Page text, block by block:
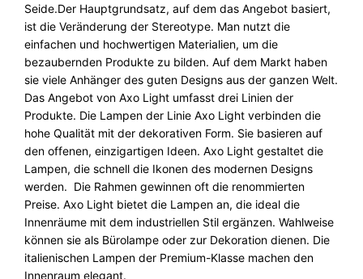
Seide.Der Hauptgrundsatz, auf dem das Angebot basiert,
ist die Veränderung der Stereotype. Man nutzt die
einfachen und hochwertigen Materialien, um die
bezaubernden Produkte zu bilden. Auf dem Markt haben
sie viele Anhänger des guten Designs aus der ganzen Welt.
Das Angebot von Axo Light umfasst drei Linien der
Produkte. Die Lampen der Linie Axo Light verbinden die
hohe Qualität mit der dekorativen Form. Sie basieren auf
den offenen, einzigartigen Ideen. Axo Light gestaltet die
Lampen, die schnell die Ikonen des modernen Designs
werden. Die Rahmen gewinnen oft die renommierten
Preise. Axo Light bietet die Lampen an, die ideal die
Innenräume mit dem industriellen Stil ergänzen. Wahlweise
können sie als Bürolampe oder zur Dekoration dienen. Die
italienischen Lampen der Premium-Klasse machen den
Innenraum elegant.